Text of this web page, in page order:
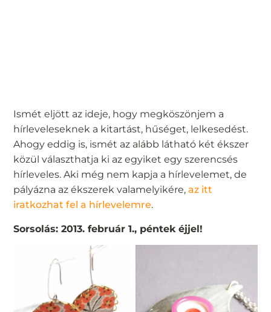
Ismét eljött az ideje, hogy megköszönjem a
hírleveleseknek a kitartást, hűséget, lelkesedést.
Ahogy eddig is, ismét az alább látható két ékszer
közül választhatja ki az egyiket egy szerencsés
hírleveles. Aki még nem kapja a hírlevelemet, de
pályázna az ékszerek valamelyikére,az itt
iratkozhat fel a hírlevelemre.
Sorsolás: 2013. február 1., péntek éjjel!